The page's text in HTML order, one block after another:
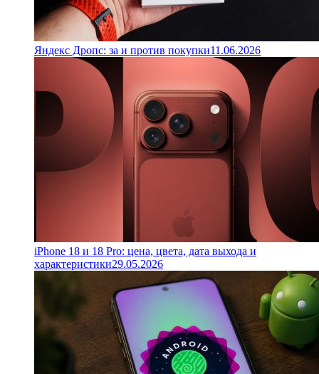
Яндекс Дропс: за и против покупки11.06.2026
iPhone 18 и 18 Pro: цена, цвета, дата выхода и
характеристики29.05.2026